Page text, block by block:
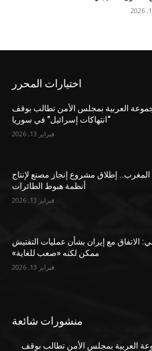
اختيارات المحرر
العربية بمجلس الأمن تطالب بوقف
“انتهاكات إسرائيل” في سوريا
فبراير 13, 2026
المغرب.. إطلاق مشروع إنجاز مصنع لإنتاج
أنظمة هبوط الطائرات
فبراير 13, 2026
الاتفاق مع إيران بشأن عمليات التفتيش
ممكن لكنه «صعب للغاية»
فبراير 13, 2026
منشورات شائعة
العربية بمجلس الأمن تطالب بوقف